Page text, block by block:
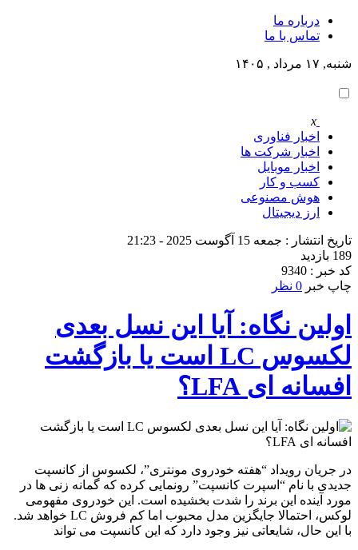
درباره ما
تماس با ما
شنبه, ۱۷ مرداد , ۱۴۰۵
x
اخبار فناوری
اخبار شرکت ها
اخبار موبایل
کسب و کار
هوش مصنوعی
ارز دیجیتال
تاریخ انتشار : جمعه 15 آگوست 2025 - 21:23
189 بازدید
کد خبر : 9340
چاپ خبر 0 نظر
اولین نگاه: آیا این نسل بعدی
لکسوس LC است یا بازگشت
افسانه ای LFA؟
در جریان رویداد “هفته خودروی مونتری”، لکسوس از کانسپت
جدیدی با نام “اسپرت کانسپت” رونمایی کرده که گمانه زنی ها در
مورد آینده این برند را شدت بخشیده است. این خودروی مفهومی
لوکس، احتمالا جایگزین مدل محبوب اما کم فروش LC خواهد شد.
با این حال، شایعاتی نیز وجود دارد که این کانسپت می تواند